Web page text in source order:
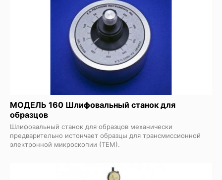
МОДЕЛЬ 160 Шлифовальный станок для
образцов
Шлифовальный станок для образцов механически
предварительно истончает образцы для трансмиссионной
электронной микроскопии (ТЕМ).